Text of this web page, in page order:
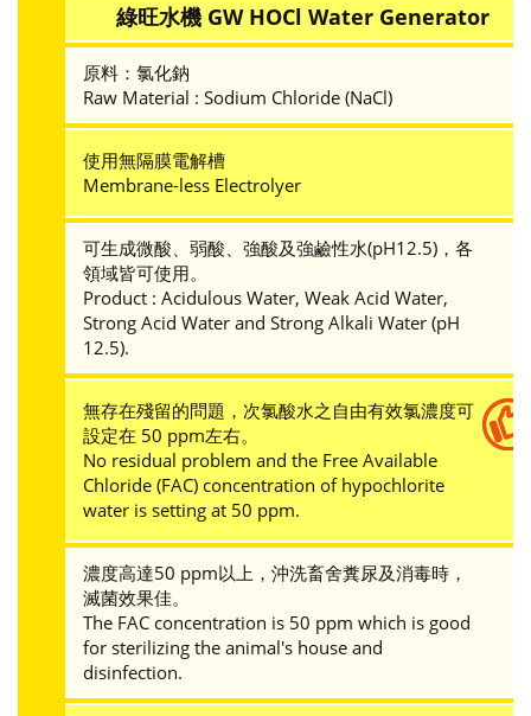
綠旺水機 GW HOCl Water Generator
原料：氯化鈉
Raw Material : Sodium Chloride (NaCl)
使用無隔膜電解槽
Membrane-less Electrolyer
可生成微酸、弱酸、強酸及強鹼性水(pH12.5)，各
領域皆可使用。
Product : Acidulous Water, Weak Acid Water,
Strong Acid Water and Strong Alkali Water (pH
12.5).
無存在殘留的問題，次氯酸水之自由有效氯濃度可
設定在 50 ppm左右。
No residual problem and the Free Available
Chloride (FAC) concentration of hypochlorite
water is setting at 50 ppm.
濃度高達50 ppm以上，沖洗畜舍糞尿及消毒時，
滅菌效果佳。
The FAC concentration is 50 ppm which is good
for sterilizing the animal's house and
disinfection.